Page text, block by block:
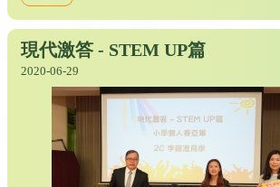
現代激答 - STEM UP篇
2020-06-29